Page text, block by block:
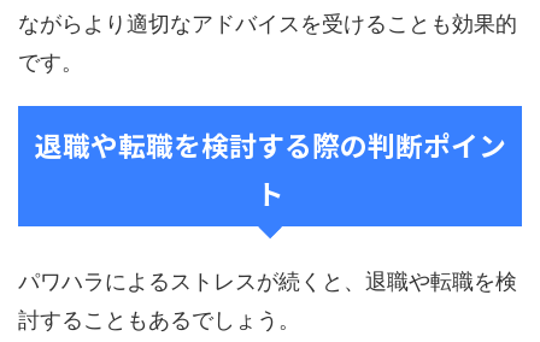
ながらより適切なアドバイスを受けることも効果的
です。
退職や転職を検討する際の判断ポイン
ト
パワハラによるストレスが続くと、退職や転職を検
討することもあるでしょう。